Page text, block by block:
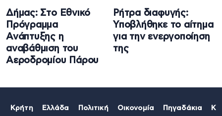
Δήμας: Στο Εθνικό
Πρόγραμμα
Ανάπτυξης η
αναβάθμιση του
Αεροδρομίου Πάρου
Ρήτρα διαφυγής:
Υποβλήθηκε το αίτημα
για την ενεργοποίηση
της
Κρήτη Ελλάδα Πολιτική Οικονομία Πηγαδάκια